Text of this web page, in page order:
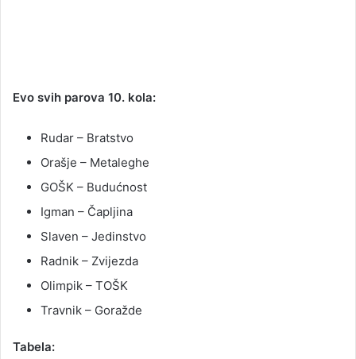
Evo svih parova 10. kola:
Rudar – Bratstvo
Orašje – Metaleghe
GOŠK – Budućnost
Igman – Čapljina
Slaven – Jedinstvo
Radnik – Zvijezda
Olimpik – TOŠK
Travnik – Goražde
Tabela: